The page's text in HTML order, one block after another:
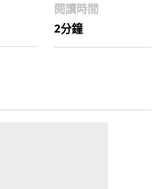
閱讀時間
2分鐘